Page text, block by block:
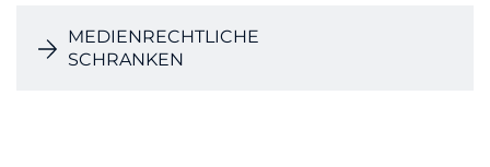
MEDIENRECHTLICHE
SCHRANKEN